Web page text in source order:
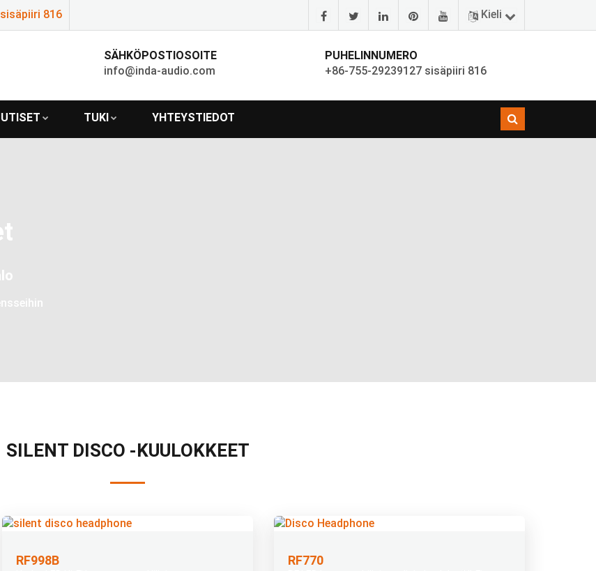
816 Kieli
SÄHKÖPOSTIOSOITE
info@inda-audio.com
PUHELINNUMERO
+86-755-29239127 sisäpiiri 816
TUKI YHTEYSTIEDOT
SILENT DISCO -KUULOKKEET
RF998B RF770